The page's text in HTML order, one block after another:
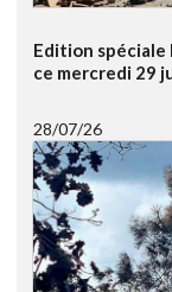
Edition spéciale
ce mercredi 29
28/07/26